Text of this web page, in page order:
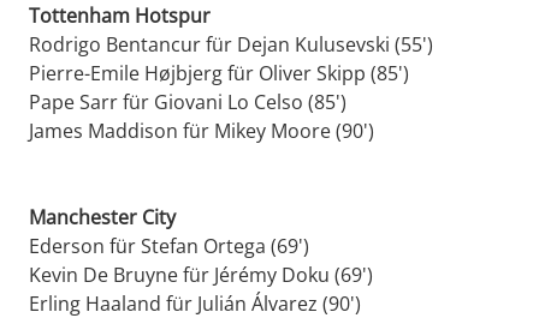
Tottenham Hotspur
Rodrigo Bentancur für Dejan Kulusevski (55')
Pierre-Emile Højbjerg für Oliver Skipp (85')
Pape Sarr für Giovani Lo Celso (85')
James Maddison für Mikey Moore (90')
Manchester City
Ederson für Stefan Ortega (69')
Kevin De Bruyne für Jérémy Doku (69')
Erling Haaland für Julián Álvarez (90')